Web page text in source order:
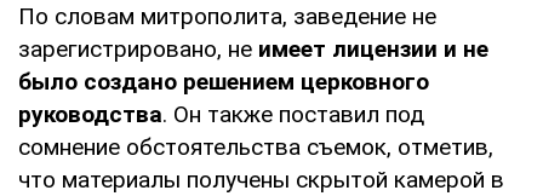
По словам митрополита, заведение не
зарегистрировано, не имеет лицензии и не
было создано решением церковного
руководства. Он также поставил под
сомнение обстоятельства съемок, отметив,
что материалы получены скрытой камерой в